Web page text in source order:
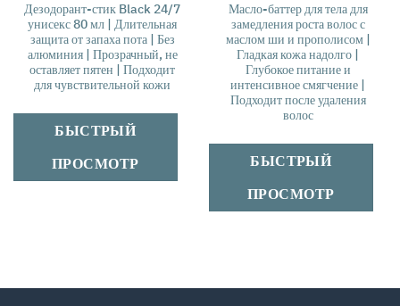
Дезодорант-стик Black 24/7
унисекс 80 мл | Длительная
защита от запаха пота | Без
алюминия | Прозрачный, не
оставляет пятен | Подходит
для чувствительной кожи
БЫСТРЫЙ
ПРОСМОТР
Масло-баттер для тела для
замедления роста волос с
маслом ши и прополисом |
Гладкая кожа надолго |
Глубокое питание и
интенсивное смягчение |
Подходит после удаления
волос
БЫСТРЫЙ
ПРОСМОТР